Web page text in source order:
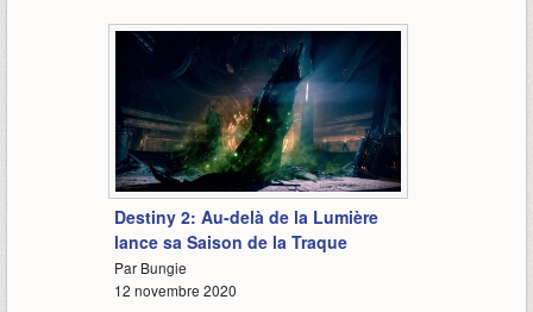
2:23
Destiny 2: Au-delà de la Lumière
lance sa Saison de la Traque
Par Bungie
12 novembre 2020